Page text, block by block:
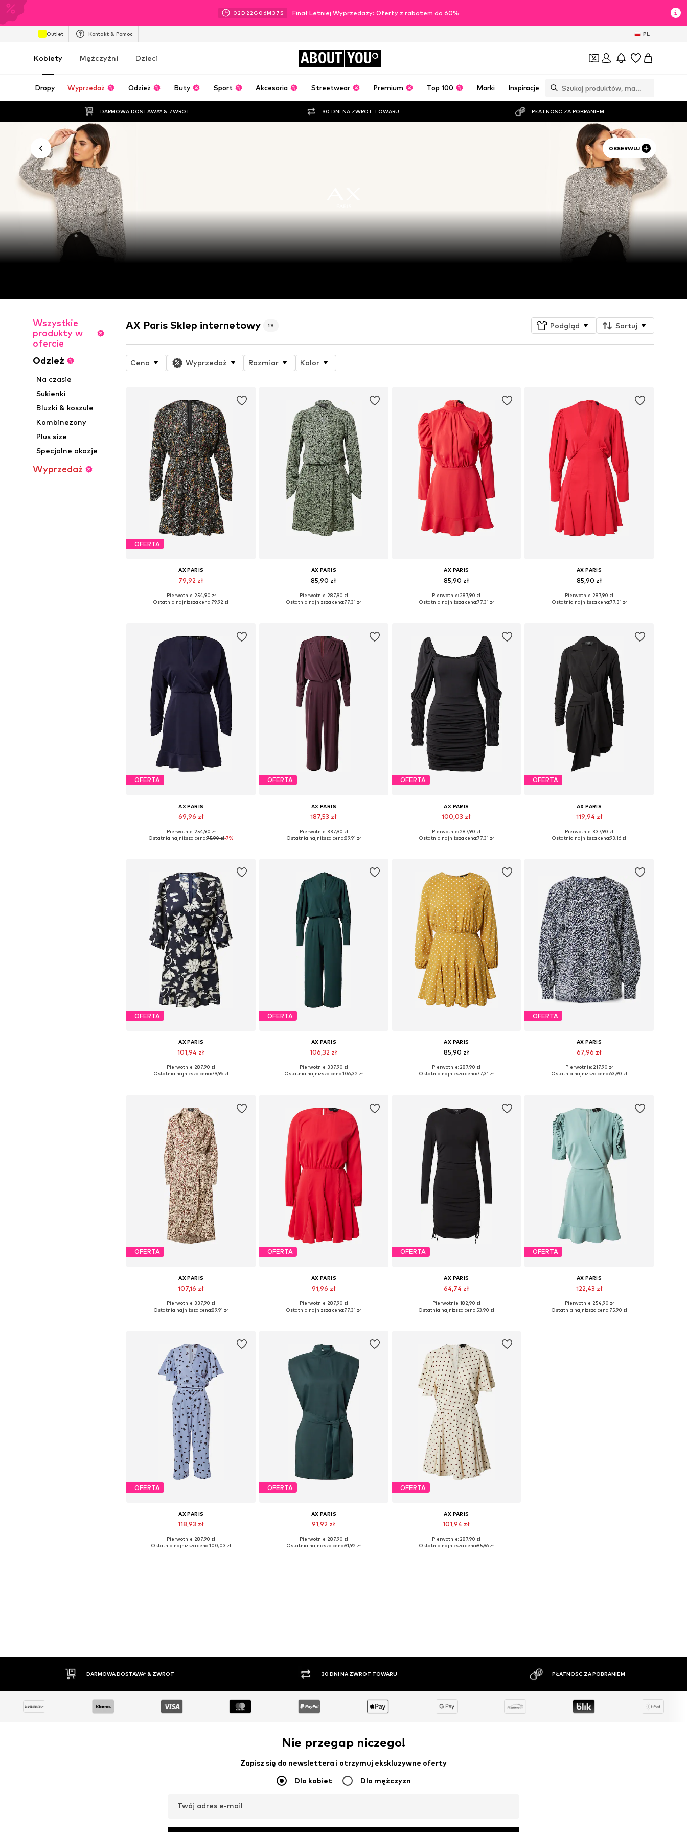
02D 22 G 06M 36 S Finał Letniej Wyprzedaży: Oferty z rabatem do 60%
Outlet Kontakt & Pomoc PL
Kobiety Mężczyźni Dzieci ABOUT YOU
Dropy Wyprzedaż Odzież Buty Sport Akcesoria Streetwear Premium Top 100 Marki Inspiracje
DARMOWA DOSTAWA* & ZWROT 30 DNI NA ZWROT TOWARU PŁATNOŚĆ ZA POBRANIEM
OBSERWUJ
Wszystkie
produkty w
ofercie
Odzież
Na czasie
Sukienki
Bluzki & koszule
Kombinezony
Plus size
Specjalne okazje
Wyprzedaż
AX Paris Sklep internetowy 19 Podgląd Sortuj
Cena Wyprzedaż Rozmiar Kolor
OFERTA
AX PARIS
79,92 zł
Dostępne rozmiary: 34, 36, 38, 40
Pierwotnie: 254,90 zł
Ostatnia najniższa cena:79,92 zł
AX PARIS
85,90 zł
Dostępne rozmiary: 38, 40, 42
Pierwotnie: 287,90 zł
Ostatnia najniższa cena:77,31 zł
AX PARIS
85,90 zł
Dostępne rozmiary: 40, 42
Pierwotnie: 287,90 zł
Ostatnia najniższa cena:77,31 zł
AX PARIS
85,90 zł
Dostępne rozmiary: 38, 40
Pierwotnie: 287,90 zł
Ostatnia najniższa cena:77,31 zł
OFERTA
AX PARIS
69,96 zł
Dostępne rozmiary: 38, 40
Pierwotnie: 254,90 zł
Ostatnia najniższa cena:75,90 zł-7%
OFERTA
AX PARIS
187,53 zł
Dostępne rozmiary: M
Pierwotnie: 337,90 zł
Ostatnia najniższa cena:89,91 zł
OFERTA
AX PARIS
100,03 zł
Dostępne rozmiary: 38, 40
Pierwotnie: 287,90 zł
Ostatnia najniższa cena:77,31 zł
OFERTA
AX PARIS
119,94 zł
Dostępne rozmiary: 38, 40
Pierwotnie: 337,90 zł
Ostatnia najniższa cena:93,16 zł
OFERTA
AX PARIS
101,94 zł
Dostępne rozmiary: 38, 40
Pierwotnie: 287,90 zł
Ostatnia najniższa cena:79,96 zł
OFERTA
AX PARIS
106,32 zł
Dostępne rozmiary: M, L
Pierwotnie: 337,90 zł
Ostatnia najniższa cena:106,32 zł
AX PARIS
85,90 zł
Dostępne rozmiary: 40
Pierwotnie: 287,90 zł
Ostatnia najniższa cena:77,31 zł
OFERTA
AX PARIS
67,96 zł
Dostępne rozmiary: S
Pierwotnie: 217,90 zł
Ostatnia najniższa cena:63,90 zł
OFERTA
AX PARIS
107,16 zł
Dostępne rozmiary: 36
Pierwotnie: 337,90 zł
Ostatnia najniższa cena:89,91 zł
OFERTA
AX PARIS
91,96 zł
Dostępne rozmiary: 40
Pierwotnie: 287,90 zł
Ostatnia najniższa cena:77,31 zł
OFERTA
AX PARIS
64,74 zł
Dostępne rozmiary: 40
Pierwotnie: 182,90 zł
Ostatnia najniższa cena:53,90 zł
OFERTA
AX PARIS
122,43 zł
Dostępne rozmiary: 40
Pierwotnie: 254,90 zł
Ostatnia najniższa cena:75,90 zł
OFERTA
AX PARIS
118,93 zł
Dostępne rozmiary: L
Pierwotnie: 287,90 zł
Ostatnia najniższa cena:100,03 zł
OFERTA
AX PARIS
91,92 zł
Dostępne rozmiary: 40
Pierwotnie: 287,90 zł
Ostatnia najniższa cena:91,92 zł
OFERTA
AX PARIS
101,94 zł
Dostępne rozmiary: 40
Pierwotnie: 287,90 zł
Ostatnia najniższa cena:85,96 zł
30 DNI NA ZWROT TOWARU PŁATNOŚĆ ZA POBRANIEM DUŻY ASORTYMENT
Nie przegap niczego!
Zapisz się do newslettera i otrzymuj ekskluzywne oferty
Dla kobiet Dla mężczyzn
Twój adres e-mail